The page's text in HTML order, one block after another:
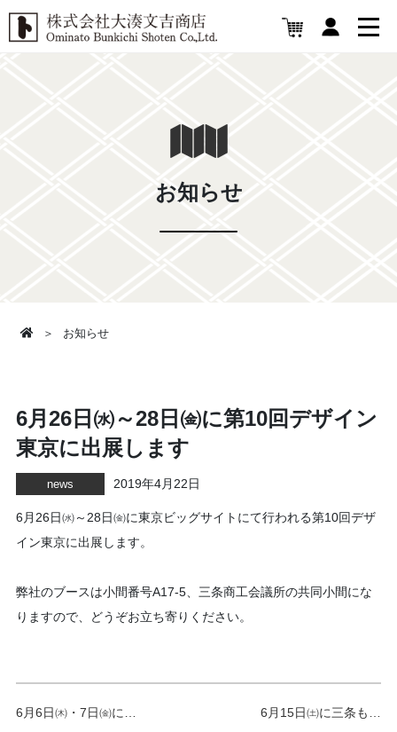
お知らせ
お知らせ
6月26日㈬～28日㈮に第10回デザイン
東京に出展します
news 2019年4月22日
6月26日㈬～28日㈮に東京ビッグサイトにて行われる第10回デザ
イン東京に出展します。
弊社のブースは小間番号A17-5、三条商工会議所の共同小間にな
りますので、どうぞお立ち寄りください。
6月6日㈭・7日㈮に… 6月15日㈯に三条も…